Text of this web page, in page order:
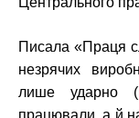
Писала «Праця
незрячих
лише ударно
працювали, а й